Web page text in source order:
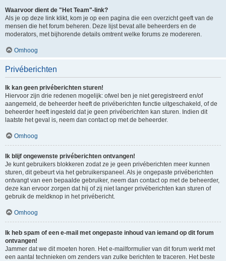
Waarvoor dient de "Het Team"-link?
Als je op deze link klikt, kom je op een pagina die een overzicht geeft van de
mensen die het forum beheren. Deze lijst bevat alle beheerders en de
moderators, met bijhorende details omtrent welke forums ze modereren.
Omhoog
Privéberichten
Ik kan geen privéberichten sturen!
Hiervoor zijn drie redenen mogelijk: ofwel ben je niet geregistreerd en/of
aangemeld, de beheerder heeft de privéberichten functie uitgeschakeld, of de
beheerder heeft ingesteld dat je geen privéberichten kan sturen. Indien dit
laatste het geval is, neem dan contact op met de beheerder.
Omhoog
Ik blijf ongewenste privéberichten ontvangen!
Je kunt gebruikers blokkeren zodat ze je geen privéberichten meer kunnen
sturen, dit gebeurt via het gebruikerspaneel. Als je ongepaste privéberichten
ontvangt van een bepaalde gebruiker, neem dan contact op met de beheerder,
deze kan ervoor zorgen dat hij of zij niet langer privéberichten kan sturen of
gebruik de meldknop in het privébericht.
Omhoog
Ik heb spam of een e-mail met ongepaste inhoud van iemand op dit forum
ontvangen!
Jammer dat we dit moeten horen. Het e-mailformulier van dit forum werkt met
een aantal technieken om zenders van zulke berichten te traceren. Het beste